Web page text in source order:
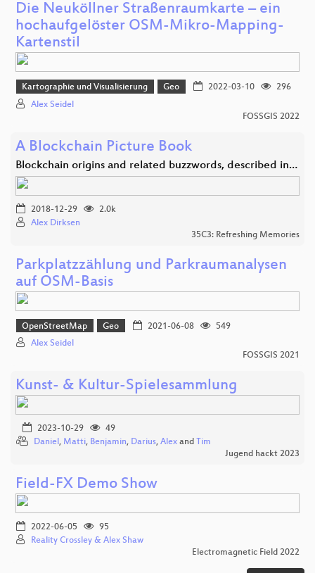
Die Neuköllner Straßenraumkarte – ein
hochaufgelöster OSM-Mikro-Mapping-
Kartenstil
Kartographie und Visualisierung Geo 2022-03-10
296
Alex Seidel
FOSSGIS 2022
A Blockchain Picture Book
Blockchain origins and related buzzwords, described in…
2018-12-29
2.0k
Alex Dirksen
35C3: Refreshing Memories
Parkplatzzählung und Parkraumanalysen
auf OSM-Basis
OpenStreetMap Geo 2021-06-08
549
Alex Seidel
FOSSGIS 2021
Kunst- & Kultur-Spielesammlung
2023-10-29
49
Daniel, Matti, Benjamin, Darius, Alex and Tim
Jugend hackt 2023
Field-FX Demo Show
2022-06-05
95
Reality Crossley & Alex Shaw
Electromagnetic Field 2022